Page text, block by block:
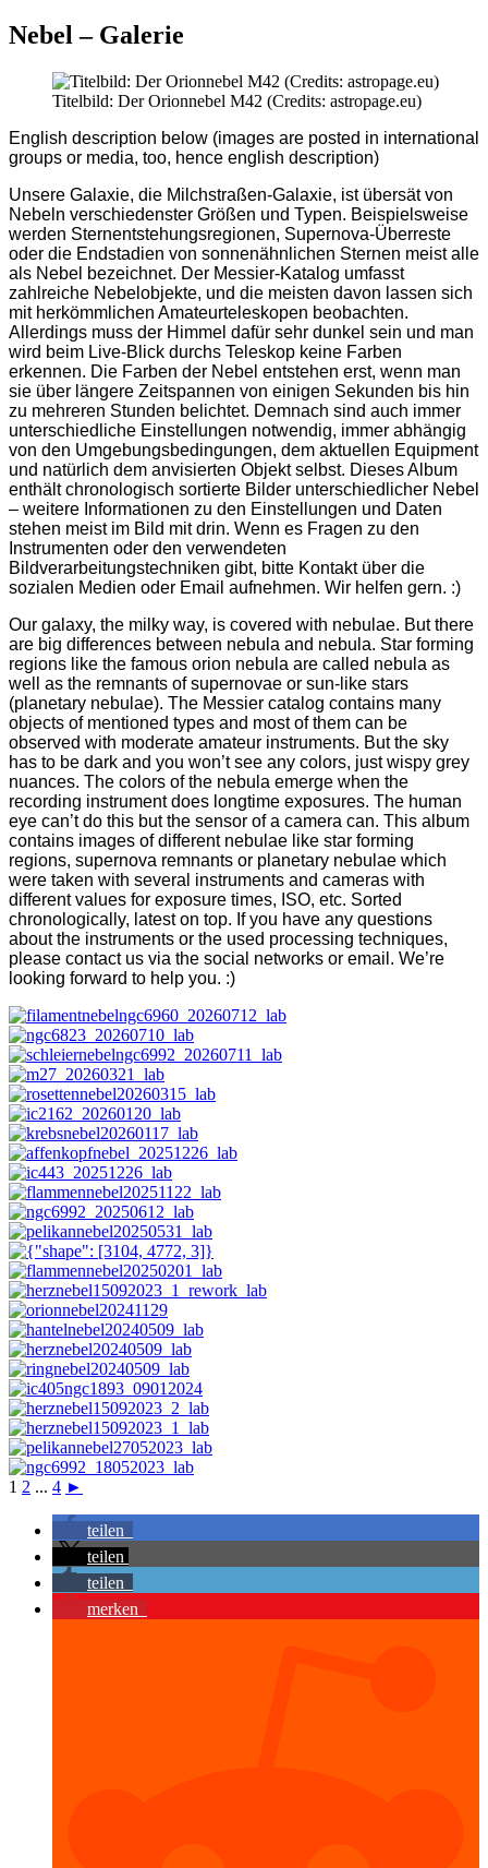
Nebel – Galerie
Titelbild: Der Orionnebel M42 (Credits: astropage.eu)
English description below (images are posted in international
groups or media, too, hence english description)
Unsere Galaxie, die Milchstraßen-Galaxie, ist übersät von
Nebeln verschiedenster Größen und Typen. Beispielsweise
werden Sternentstehungsregionen, Supernova-Überreste
oder die Endstadien von sonnenähnlichen Sternen meist alle
als Nebel bezeichnet. Der Messier-Katalog umfasst
zahlreiche Nebelobjekte, und die meisten davon lassen sich
mit herkömmlichen Amateurteleskopen beobachten.
Allerdings muss der Himmel dafür sehr dunkel sein und man
wird beim Live-Blick durchs Teleskop keine Farben
erkennen. Die Farben der Nebel entstehen erst, wenn man
sie über längere Zeitspannen von einigen Sekunden bis hin
zu mehreren Stunden belichtet. Demnach sind auch immer
unterschiedliche Einstellungen notwendig, immer abhängig
von den Umgebungsbedingungen, dem aktuellen Equipment
und natürlich dem anvisierten Objekt selbst. Dieses Album
enthält chronologisch sortierte Bilder unterschiedlicher Nebel
– weitere Informationen zu den Einstellungen und Daten
stehen meist im Bild mit drin. Wenn es Fragen zu den
Instrumenten oder den verwendeten
Bildverarbeitungstechniken gibt, bitte Kontakt über die
sozialen Medien oder Email aufnehmen. Wir helfen gern. :)
Our galaxy, the milky way, is covered with nebulae. But there
are big differences between nebula and nebula. Star forming
regions like the famous orion nebula are called nebula as
well as the remnants of supernovae or sun-like stars
(planetary nebulae). The Messier catalog contains many
objects of mentioned types and most of them can be
observed with moderate amateur instruments. But the sky
has to be dark and you won’t see any colors, just wispy grey
nuances. The colors of the nebula emerge when the
recording instrument does longtime exposures. The human
eye can’t do this but the sensor of a camera can. This album
contains images of different nebulae like star forming
regions, supernova remnants or planetary nebulae which
were taken with several instruments and cameras with
different values for exposure times, ISO, etc. Sorted
chronologically, latest on top. If you have any questions
about the instruments or the used processing techniques,
please contact us via the social networks or email. We’re
looking forward to help you. :)
1 2 ... 4 ►
teilen
teilen
teilen
merken